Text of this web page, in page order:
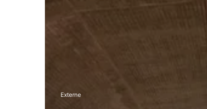
Externe